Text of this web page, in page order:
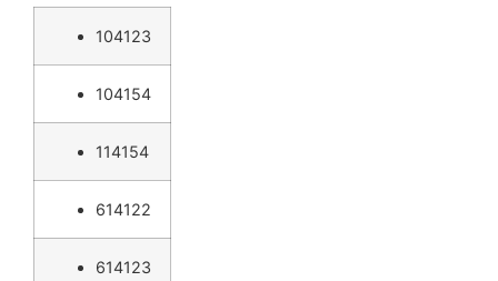
104123
104154
114154
614122
614123